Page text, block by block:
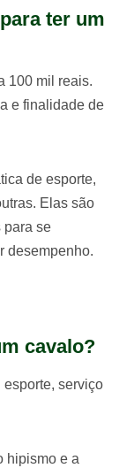
ter um
100 mil reais.
e finalidade de
de esporte,
Elas são
para se
desempenho.
cavalo?
serviço
hipismo e a